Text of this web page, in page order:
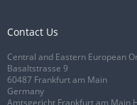
Contact Us
Central and Eastern European
Basaltstrasse 9
60487 Frankfurt am Main
Germany